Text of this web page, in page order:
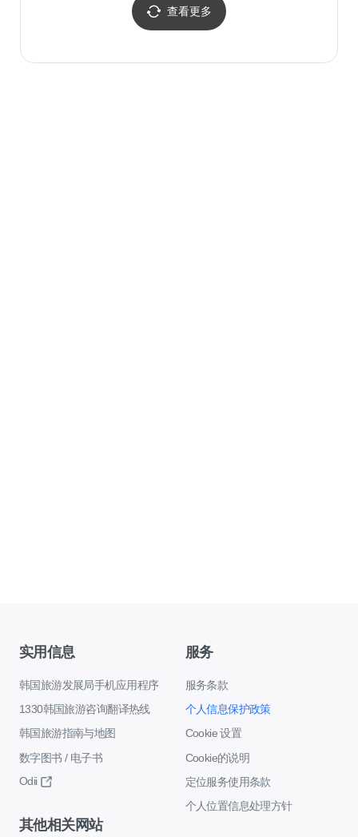
查看更多
实用信息
韩国旅游发展局手机应用程序
1330韩国旅游咨询翻译热线
韩国旅游指南与地图
数字图书 / 电子书
Odii
服务
服务条款
个人信息保护政策
Cookie 设置
Cookie的说明
定位服务使用条款
个人位置信息处理方针
其他相关网站